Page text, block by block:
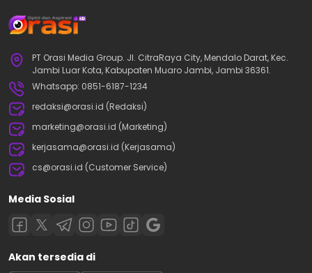
PT Orasi Media Group. Jl. CitraRaya City, Mendalo Darat, Kec.
Jambi Luar Kota, Kabupaten Muaro Jambi, Jambi 36361.
Whatsapp: 0851-6187-1234
redaksi@orasi.id (Redaksi)
marketing@orasi.id (Marketing)
kerjasama@orasi.id (Kerjasama)
cs@orasi.id (Customer Service)
Media Sosial
Akan tersedia di